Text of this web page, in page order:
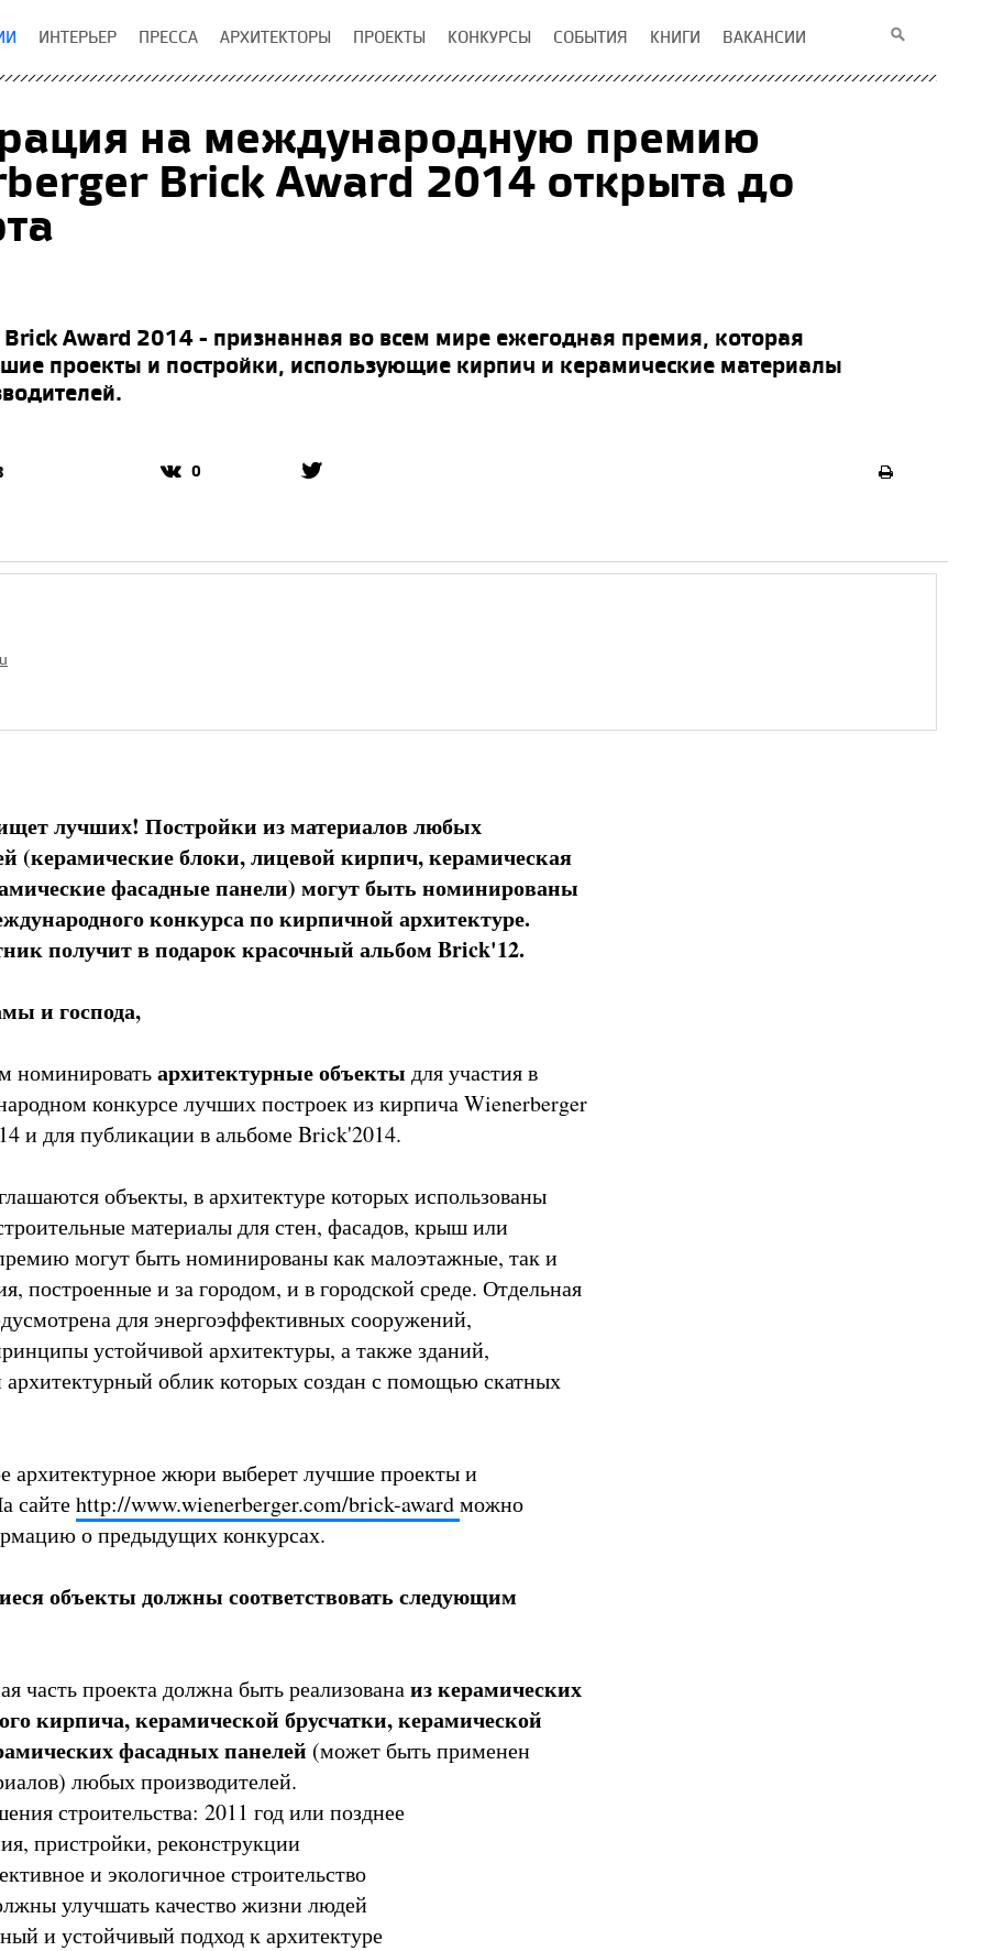
ИНТЕРЬЕР ПРЕССА АРХИТЕКТОРЫ ПРОЕКТЫ КОНКУРСЫ СОБЫТИЯ КНИГИ ВАКАНСИИ
на международную премию
Brick Award 2014 открыта до
Award 2014 - признанная во всем мире ежегодная премия, которая
проекты и постройки, использующие кирпич и керамические материалы
0
лучших! Постройки из материалов любых
(керамические блоки, лицевой кирпич, керамическая
фасадные панели) могут быть номинированы
конкурса по кирпичной архитектуре.
получит в подарок красочный альбом Brick'12.
и господа,
номинироватьархитектурные объекты для участия в
конкурсе лучших построек из кирпича Wienerberger
и для публикации в альбоме Brick'2014.
объекты, в архитектуре которых использованы
материалы для стен, фасадов, крыш или
могут быть номинированы как малоэтажные, так и
построенные и за городом, и в городской среде. Отдельная
для энергоэффективных сооружений,
устойчивой архитектуры, а также зданий,
архитектурный облик которых создан с помощью скатных
архитектурное жюри выберет лучшие проекты и
сайтеhttp://www.wienerberger.com/brick-awardможно
о предыдущих конкурсах.
объекты должны соответствовать следующим
часть проекта должна быть реализованаиз керамических
кирпича, керамической брусчатки, керамической
фасадных панелей (может быть применен
любых производителей.
строительства: 2011 год или позднее
пристройки, реконструкции
и экологичное строительство
улучшать качество жизни людей
и устойчивый подход к архитектуре